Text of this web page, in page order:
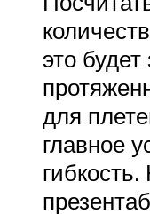
это
для
главное